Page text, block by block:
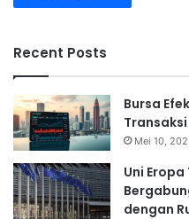
Recent Posts
Bursa
Mei 10,
Uni
dengan